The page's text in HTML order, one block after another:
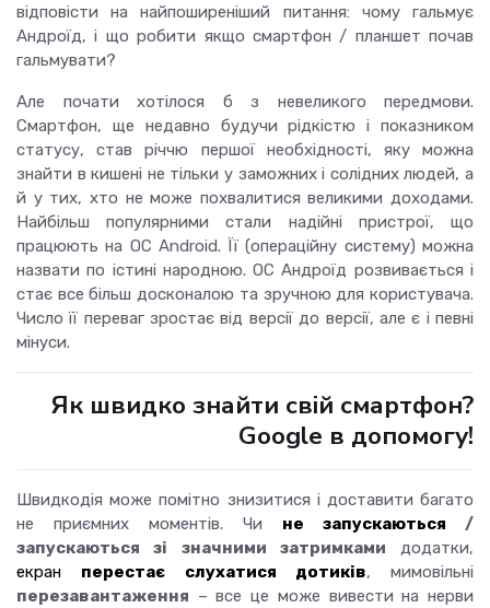
відповісти на найпоширеніший питання: чому гальмує
Андроїд, і що робити якщо смартфон / планшет почав
гальмувати?
Але почати хотілося б з невеликого передмови.
Смартфон, ще недавно будучи рідкістю і показником
статусу, став річчю першої необхідності, яку можна
знайти в кишені не тільки у заможних і солідних людей, а
й у тих, хто не може похвалитися великими доходами.
Найбільш популярними стали надійні пристрої, що
працюють на ОС Android. Її (операційну систему) можна
назвати по істині народною.ОС Андроїд розвивається і
стає все більш досконалою та зручною для користувача.
Число її переваг зростає від версії до версії, але є і певні
мінуси.
Як швидко знайти свій смартфон?
Google в допомогу!
Швидкодія може помітно знизитися і доставити багато
не приємних моментів. Чи не запускаються /
запускаються зі значними затримками додатки,
екран перестає слухатися дотиків, мимовільні
перезавантаження – все це може вивести на нерви